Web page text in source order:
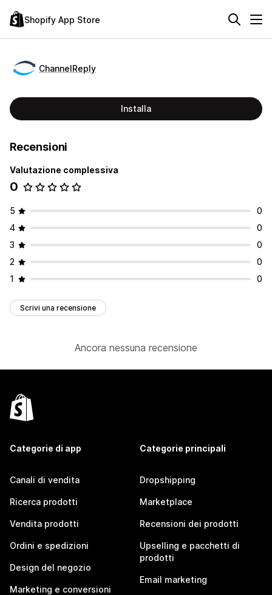
Shopify App Store
ChannelReply
Installa
Recensioni
Valutazione complessiva
0
5
0
4
0
3
0
2
0
1
0
Scrivi una recensione
Ancora nessuna recensione
Categorie di app
Canali di vendita
Ricerca prodotti
Vendita prodotti
Ordini e spedizioni
Design del negozio
Marketing e conversioni
Categorie principali
Dropshipping
Marketplace
Recensioni dei prodotti
Upselling e pacchetti di
prodotti
Email marketing